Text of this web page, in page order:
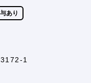
あり
1